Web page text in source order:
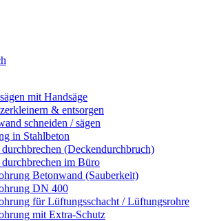
mit Handsäge
& entsorgen
schneiden / sägen
in Stahlbeton
(Deckendurchbruch)
im Büro
Betonwand (Sauberkeit)
DN 400
für Lüftungsschacht / Lüftungsrohre
mit Extra-Schutz